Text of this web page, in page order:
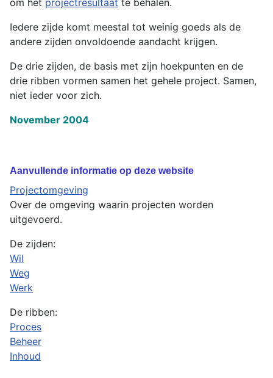
om het projectresultaat te behalen.
Iedere zijde komt meestal tot weinig goeds als de
andere zijden onvoldoende aandacht krijgen.
De drie zijden, de basis met zijn hoekpunten en de
drie ribben vormen samen het gehele project. Samen,
niet ieder voor zich.
November 2004
Aanvullende informatie op deze website
Projectomgeving
Over de omgeving waarin projecten worden
uitgevoerd.
De zijden:
Wil
Weg
Werk
De ribben:
Proces
Beheer
Inhoud